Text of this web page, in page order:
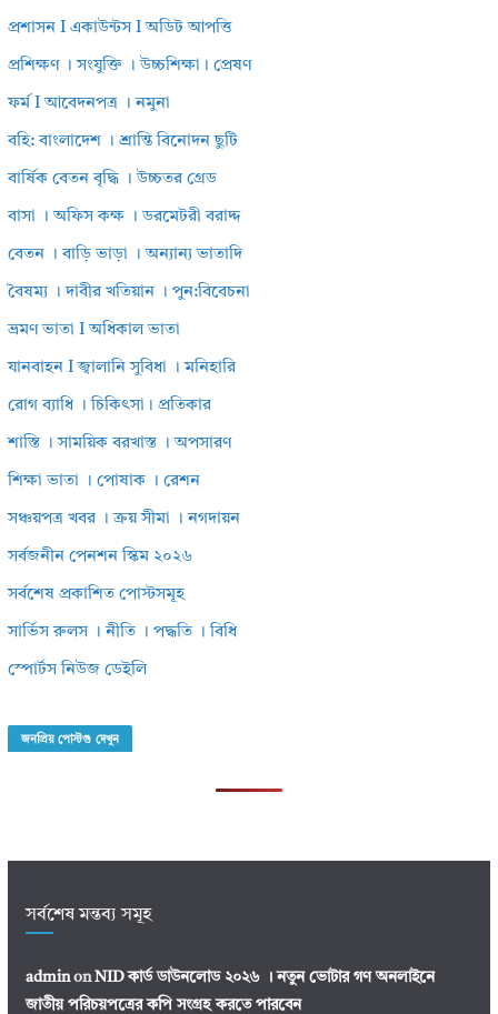
প্রশাসন I একাউন্টস I অডিট আপত্তি
প্রশিক্ষণ । সংযুক্তি । উচ্চশিক্ষা। প্রেষণ
ফর্ম I আবেদনপত্র । নমুনা
বহি: বাংলাদেশ । শ্রান্তি বিনোদন ছুটি
বার্ষিক বেতন বৃদ্ধি । উচ্চতর গ্রেড
বাসা । অফিস কক্ষ । ডরমেটরী বরাদ্দ
বেতন । বাড়ি ভাড়া । অন্যান্য ভাতাদি
বৈষম্য । দাবীর খতিয়ান । পুন:বিবেচনা
ভ্রমণ ভাতা I অধিকাল ভাতা
যানবাহন I জ্বালানি সুবিধা । মনিহারি
রোগ ব্যাধি । চিকিৎসা। প্রতিকার
শাস্তি । সাময়িক বরখাস্ত । অপসারণ
শিক্ষা ভাতা । পোষাক । রেশন
সঞ্চয়পত্র খবর । ক্রয় সীমা । নগদায়ন
সর্বজনীন পেনশন স্কিম ২০২৬
সর্বশেষ প্রকাশিত পোস্টসমূহ
সার্ভিস রুলস । নীতি । পদ্ধতি । বিধি
স্পোর্টস নিউজ ডেইলি
জনপ্রিয় পোস্টগু দেখুন
সর্বশেষ মন্তব্য সমূহ
adminon NID কার্ড ডাউনলোড ২০২৬ । নতুন ভোটার গণ অনলাইনে
জাতীয় পরিচয়পত্রের কপি সংগ্রহ করতে পারবেন